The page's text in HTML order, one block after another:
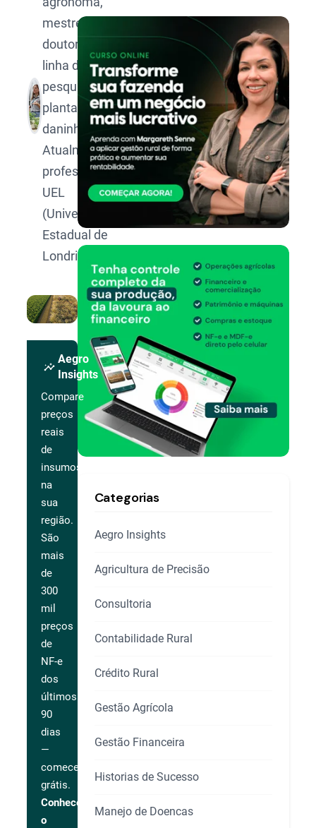
mestre e
doutora na
linha de
pesquisa de
plantas
daninhas.
Atualmente
professora da
UEL
(Universidade
Estadual de
Londrina).
insights
Aegro
Insights
Compare
preços
reais
de
insumos
na
sua
região.
São
mais
de
300
mil
preços
de
NF-e
dos
últimos
90
dias
—
comece
grátis.
Conhecer
o
Categorias
Aegro Insights
Agricultura de Precisão
Consultoria
Contabilidade Rural
Crédito Rural
Gestão Agrícola
Gestão Financeira
Historias de Sucesso
Manejo de Doencas